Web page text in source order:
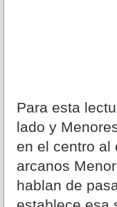
Para esta
lado y
en el centro al
arcanos
hablan de